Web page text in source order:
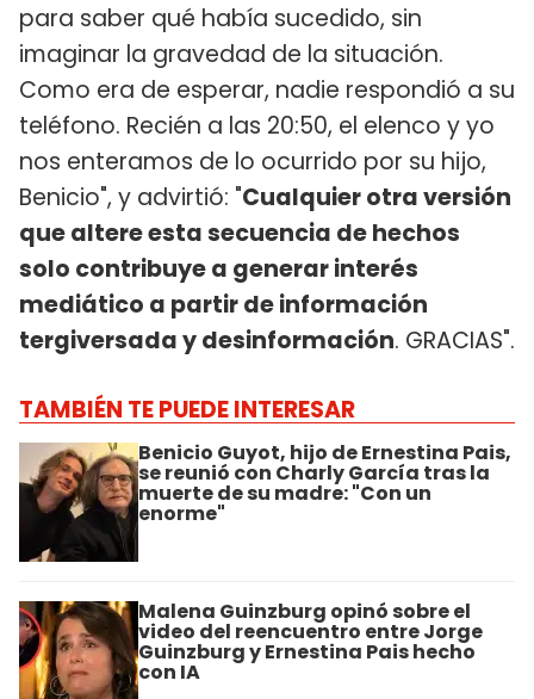
para saber qué había sucedido, sin
imaginar la gravedad de la situación.
Como era de esperar, nadie respondió a su
teléfono. Recién a las 20:50, el elenco y yo
nos enteramos de lo ocurrido por su hijo,
Benicio", y advirtió: "Cualquier otra versión
que altere esta secuencia de hechos
solo contribuye a generar interés
mediático a partir de información
tergiversada y desinformación. GRACIAS".
TAMBIÉN TE PUEDE INTERESAR
Benicio Guyot, hijo de Ernestina Pais,
se reunió con Charly García tras la
muerte de su madre: "Con un
enorme"
Malena Guinzburg opinó sobre el
video del reencuentro entre Jorge
Guinzburg y Ernestina Pais hecho
con IA